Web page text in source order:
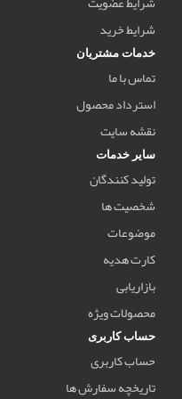
شرایط خرید
خدمات مشتریان
تماس با ما
استرداد محصول
نقشه سایت
سایر خدمات
تولید کنندگان
شخصیت ها
موضوعات
کارت هدیه
بازاریابی
محصولات ویژه
حساب کاربری
حساب کاربری
تاریخچه سفارش ها